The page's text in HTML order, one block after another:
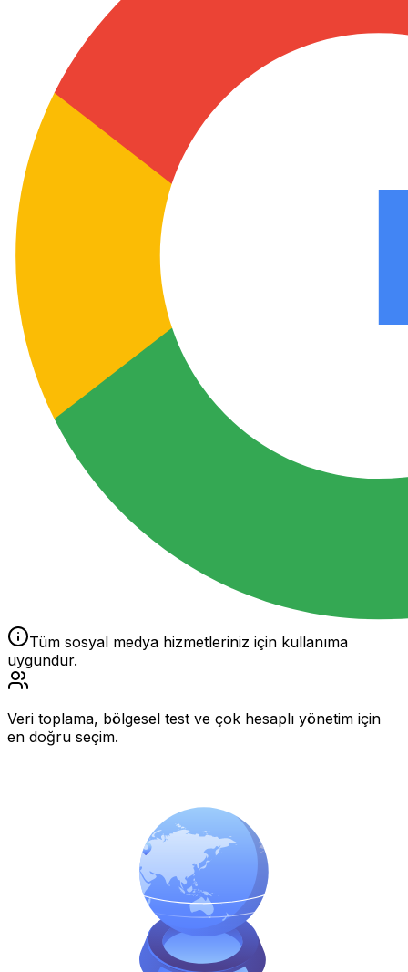
Tüm sosyal medya hizmetleriniz için kullanıma
uygundur.
Veri toplama, bölgesel test ve çok hesaplı yönetim için
en doğru seçim.